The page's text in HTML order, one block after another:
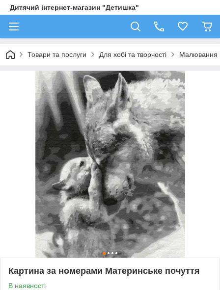
Дитячий інтернет-магазин "Детишка"
Товари та послуги Для хобі та творчості Малювання
Картина за номерами Материнське почуття
В наявності